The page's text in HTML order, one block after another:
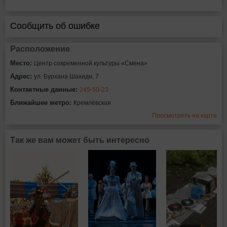
Сообщить об ошибке
Расположение
Место: Центр современной культуры «Смена»
Адрес: ул. Бурхана Шахиди, 7
Контактные данные: 249-50-23
Ближайшее метро: Кремлёвская
Просмотреть на карте
Так же вам может быть интересно